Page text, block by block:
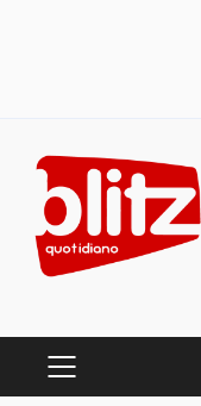
content
PRIMARY